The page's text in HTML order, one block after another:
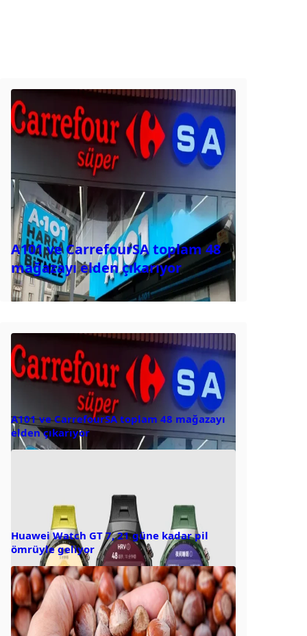
A101 ve CarrefourSA toplam 48
mağazayı elden çıkarıyor
A101 ve CarrefourSA toplam 48 mağazayı
elden çıkarıyor
Huawei Watch GT 7, 21 güne kadar pil
ömrüyle geliyor